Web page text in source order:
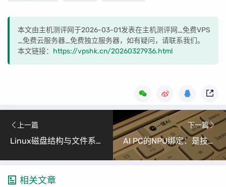
本文由主机测评网于2026-03-01发表在主机测评网_免费VPS
_免费云服务器_免费独立服务器，如有疑问，请联系我们。
本文链接： https://vpshk.cn/20260327936.html
上一篇
Linux磁盘结构与文件系统详解
下一篇
AI PC的NPU绑定：是技术限制还是商业博弈？
相关文章